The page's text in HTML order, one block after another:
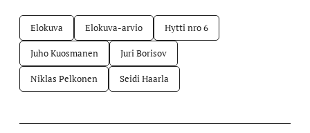
Elokuva Elokuva-arvio Hytti nro 6
Juho Kuosmanen Juri Borisov
Niklas Pelkonen Seidi Haarla